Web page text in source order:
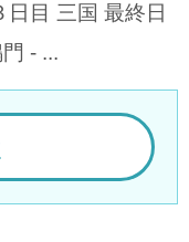
目 三国 最終日
- ...